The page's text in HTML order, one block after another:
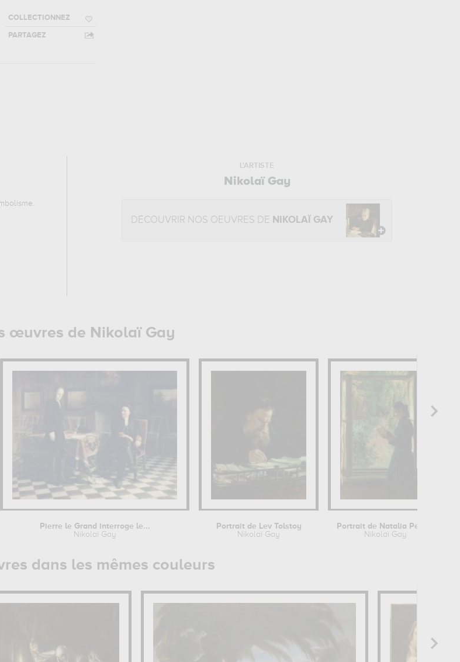
COLLECTIONNEZ
PARTAGEZ
.
L'ARTISTE
Nikolaï Gay
DÉCOUVRIR NOS OEUVRES DE NIKOLAÏ GAY
œuvres de Nikolaï Gay
Pierre le Grand interroge le...
Nikolaï Gay
Portrait de Lev Tolstoy
Nikolaï Gay
Nikolaï Gay
dans les mêmes couleurs